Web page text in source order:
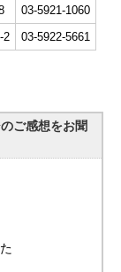
03-5921-1060
2 03-5922-5661
ご感想をお聞